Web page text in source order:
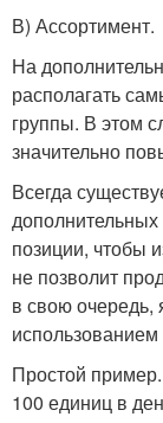
В) Ассортимент.
На
располагать
группы. В этом
значительно
Всегда
позиции, чтобы
не позволит
в свою
Простой
100 единиц в